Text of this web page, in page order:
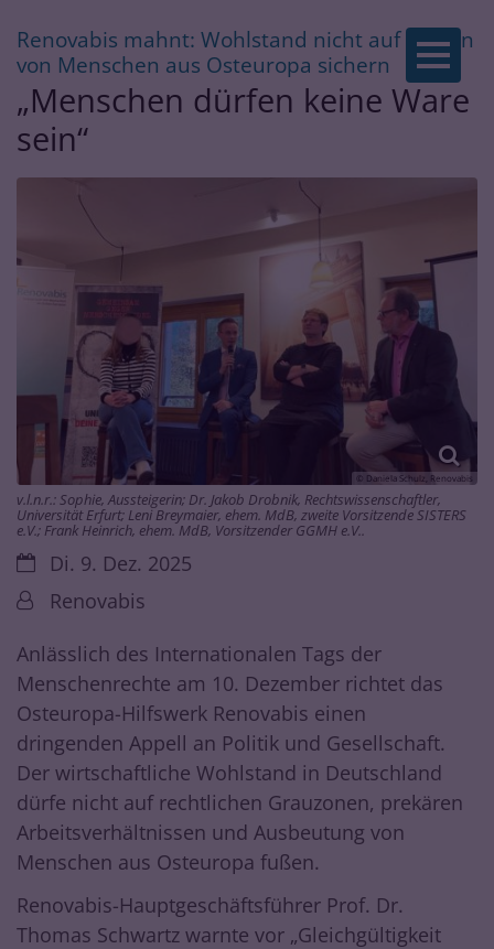
Zum Inhalt springen
Renovabis mahnt: Wohlstand nicht auf Kosten
von Menschen aus Osteuropa sichern
„Menschen dürfen keine Ware
sein“
© Daniela Schulz, Renovabis
v.l.n.r.: Sophie, Aussteigerin; Dr. Jakob Drobnik, Rechtswissenschaftler,
Universität Erfurt; Leni Breymaier, ehem. MdB, zweite Vorsitzende SISTERS
e.V.; Frank Heinrich, ehem. MdB, Vorsitzender GGMH e.V..
Datum:Di. 9. Dez. 2025
Von:Renovabis
Anlässlich des Internationalen Tags der
Menschenrechte am 10. Dezember richtet das
Osteuropa-Hilfswerk Renovabis einen
dringenden Appell an Politik und Gesellschaft.
Der wirtschaftliche Wohlstand in Deutschland
dürfe nicht auf rechtlichen Grauzonen, prekären
Arbeitsverhältnissen und Ausbeutung von
Menschen aus Osteuropa fußen.
Renovabis-Hauptgeschäftsführer Prof. Dr.
Thomas Schwartz warnte vor „Gleichgültigkeit